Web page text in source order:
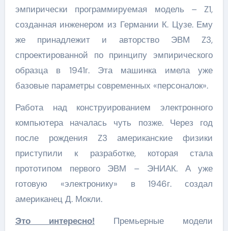
эмпирически программируемая модель – Z1,
созданная инженером из Германии К. Цузе. Ему
же принадлежит и авторство ЭВМ Z3,
спроектированной по принципу эмпирического
образца в 1941г. Эта машинка имела уже
базовые параметры современных «персоналок».
Работа над конструированием электронного
компьютера началась чуть позже. Через год
после рождения Z3 американские физики
приступили к разработке, которая стала
прототипом первого ЭВМ – ЭНИАК. А уже
готовую «электронику» в 1946г. создал
американец Д. Мокли.
Это интересно! Премьерные модели